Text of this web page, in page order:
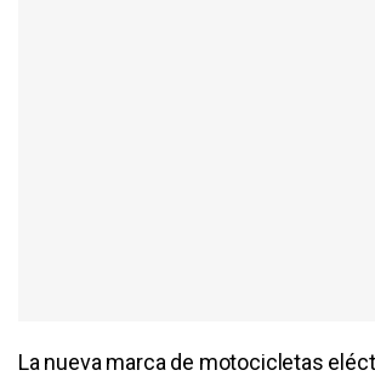
La nueva marca de motocicletas